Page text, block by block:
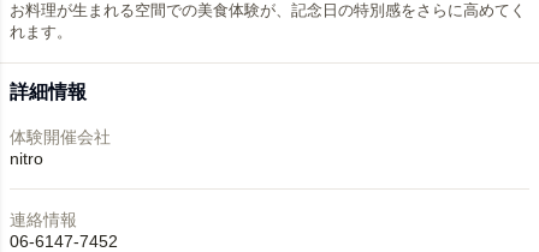
お料理が生まれる空間での美食体験が、記念日の特別感をさらに高めてく
れます。
詳細情報
体験開催会社
nitro
連絡情報
06-6147-7452